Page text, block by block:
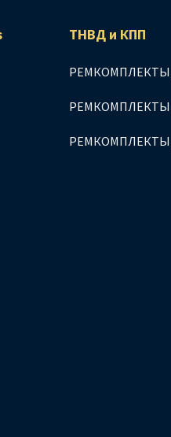
ТНВД и КПП
РЕМКОМПЛЕКТЫ